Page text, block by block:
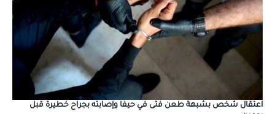
اعتقال شخص بشبهة طعن فتى في حيفا وإصابته بجراح خطيرة قبل